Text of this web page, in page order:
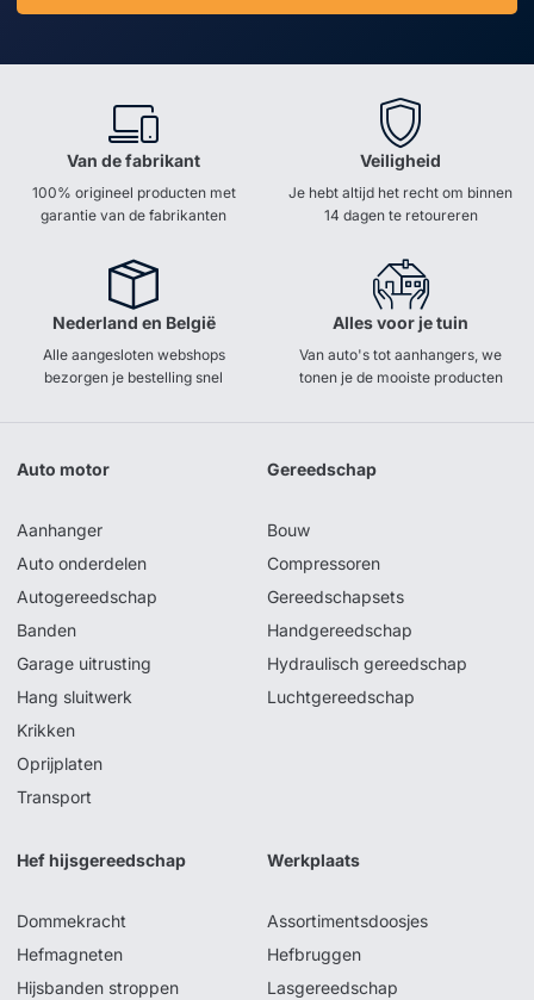
Van de fabrikant
100% origineel producten met
garantie van de fabrikanten
Veiligheid
Je hebt altijd het recht om binnen
14 dagen te retoureren
Nederland en België
Alle aangesloten webshops
bezorgen je bestelling snel
Alles voor je tuin
Van auto's tot aanhangers, we
tonen je de mooiste producten
Auto motor
Aanhanger
Auto onderdelen
Autogereedschap
Banden
Garage uitrusting
Hang sluitwerk
Krikken
Oprijplaten
Transport
Gereedschap
Bouw
Compressoren
Gereedschapsets
Handgereedschap
Hydraulisch gereedschap
Luchtgereedschap
Hef hijsgereedschap
Dommekracht
Hefmagneten
Hijsbanden stroppen
Werkplaats
Assortimentsdoosjes
Hefbruggen
Lasgereedschap